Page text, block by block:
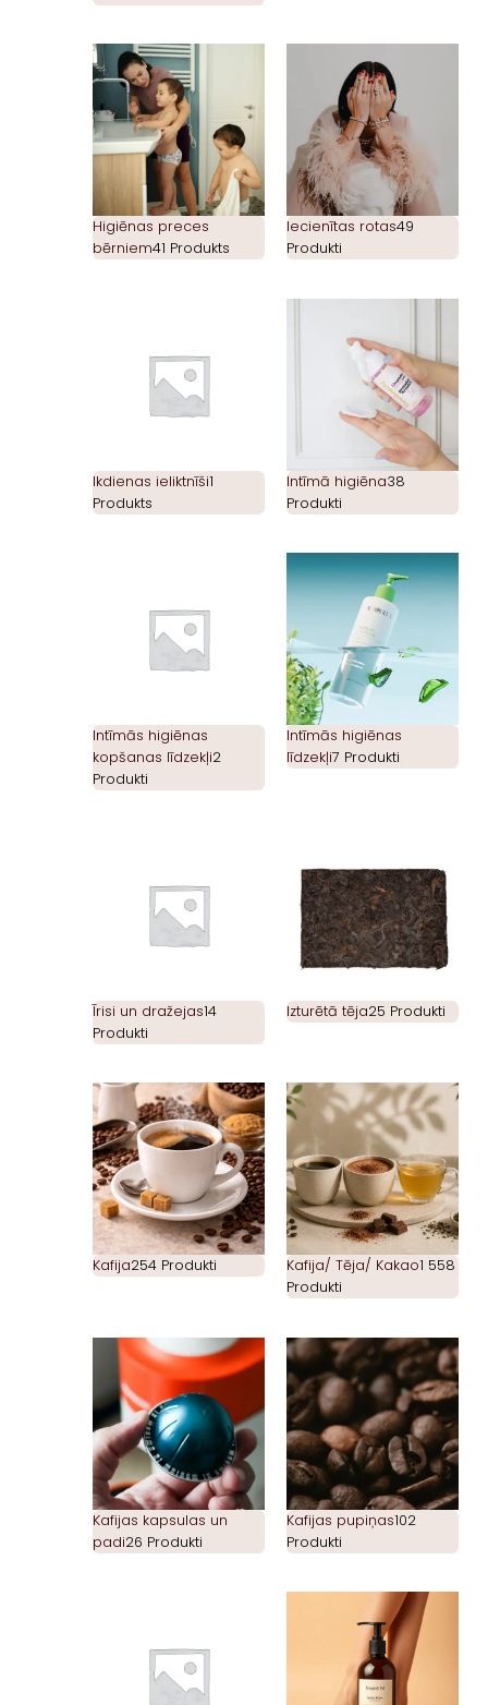
Higiēnas preces
bērniem41 Produkts
Iecienītas rotas49
Produkti
Ikdienas ieliktnīši1
Produkts
Intīmā higiēna38
Produkti
Intīmās higiēnas
kopšanas līdzekļi2
Produkti
Intīmās higiēnas
līdzekļi7 Produkti
Īrisi un dražejas14
Produkti
Izturētā tēja25 Produkti
Kafija254 Produkti Kafija/ Tēja/ Kakao1 558
Produkti
Kafijas kapsulas un
padi26 Produkti
Kafijas pupiņas102
Produkti